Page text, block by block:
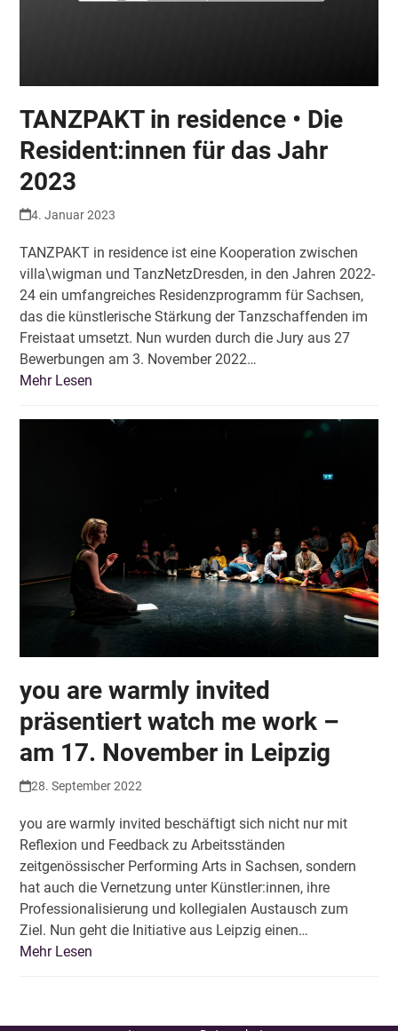
TANZPAKT in residence • Die
Resident:innen für das Jahr
2023
4. Januar 2023
TANZPAKT in residence ist eine Kooperation zwischen
villa\wigman und TanzNetzDresden, in den Jahren 2022-
24 ein umfangreiches Residenzprogramm für Sachsen,
das die künstlerische Stärkung der Tanzschaffenden im
Freistaat umsetzt. Nun wurden durch die Jury aus 27
Bewerbungen am 3. November 2022…
Mehr Lesen
you are warmly invited
präsentiert watch me work –
am 17. November in Leipzig
28. September 2022
you are warmly invited beschäftigt sich nicht nur mit
Reflexion und Feedback zu Arbeitsständen
zeitgenössischer Performing Arts in Sachsen, sondern
hat auch die Vernetzung unter Künstler:innen, ihre
Professionalisierung und kollegialen Austausch zum
Ziel. Nun geht die Initiative aus Leipzig einen…
Mehr Lesen